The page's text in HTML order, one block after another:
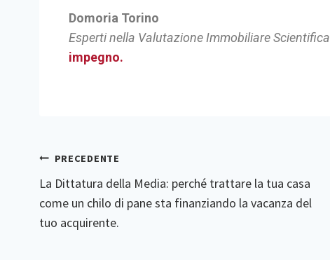
Domoria Torino
Esperti nella Valutazione Immobiliare Scientifica
impegno.
PRECEDENTE
La Dittatura della Media: perché trattare la tua casa
come un chilo di pane sta finanziando la vacanza del
tuo acquirente.